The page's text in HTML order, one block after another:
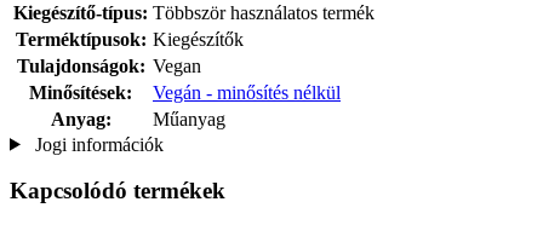
Kiegészítő-típus: Többször használatos termék
Terméktípusok: Kiegészítők
Tulajdonságok: Vegan
Minősítések:
Vegán - minősítés nélkül
Anyag:
Műanyag
Jogi információk
Kapcsolódó termékek